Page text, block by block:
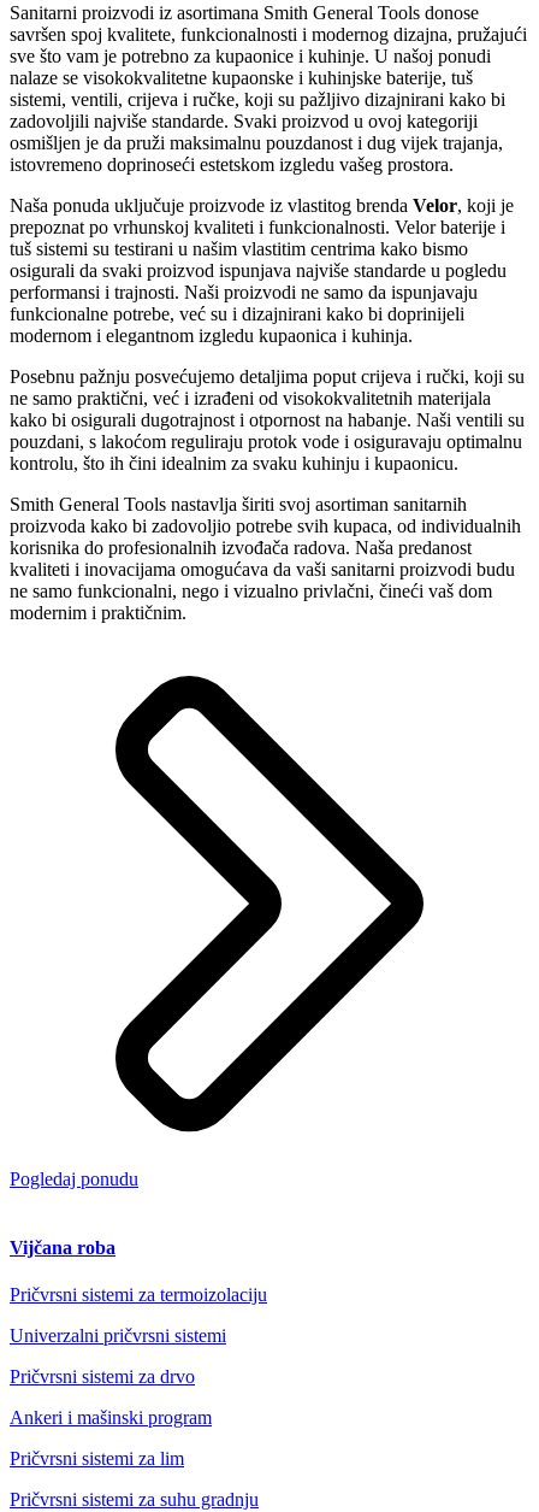
Sanitarni proizvodi iz asortimana Smith General Tools donose
savršen spoj kvalitete, funkcionalnosti i modernog dizajna, pružajući
sve što vam je potrebno za kupaonice i kuhinje. U našoj ponudi
nalaze se visokokvalitetne kupaonske i kuhinjske baterije, tuš
sistemi, ventili, crijeva i ručke, koji su pažljivo dizajnirani kako bi
zadovoljili najviše standarde. Svaki proizvod u ovoj kategoriji
osmišljen je da pruži maksimalnu pouzdanost i dug vijek trajanja,
istovremeno doprinoseći estetskom izgledu vašeg prostora.
Naša ponuda uključuje proizvode iz vlastitog brenda Velor, koji je
prepoznat po vrhunskoj kvaliteti i funkcionalnosti. Velor baterije i
tuš sistemi su testirani u našim vlastitim centrima kako bismo
osigurali da svaki proizvod ispunjava najviše standarde u pogledu
performansi i trajnosti. Naši proizvodi ne samo da ispunjavaju
funkcionalne potrebe, već su i dizajnirani kako bi doprinijeli
modernom i elegantnom izgledu kupaonica i kuhinja.
Posebnu pažnju posvećujemo detaljima poput crijeva i ručki, koji su
ne samo praktični, već i izrađeni od visokokvalitetnih materijala
kako bi osigurali dugotrajnost i otpornost na habanje. Naši ventili su
pouzdani, s lakoćom reguliraju protok vode i osiguravaju optimalnu
kontrolu, što ih čini idealnim za svaku kuhinju i kupaonicu.
Smith General Tools nastavlja širiti svoj asortiman sanitarnih
proizvoda kako bi zadovoljio potrebe svih kupaca, od individualnih
korisnika do profesionalnih izvođača radova. Naša predanost
kvaliteti i inovacijama omogućava da vaši sanitarni proizvodi budu
ne samo funkcionalni, nego i vizualno privlačni, čineći vaš dom
modernim i praktičnim.
Pogledaj ponudu
Vijčana roba
Pričvrsni sistemi za termoizolaciju
Univerzalni pričvrsni sistemi
Pričvrsni sistemi za drvo
Ankeri i mašinski program
Pričvrsni sistemi za lim
Pričvrsni sistemi za suhu gradnju